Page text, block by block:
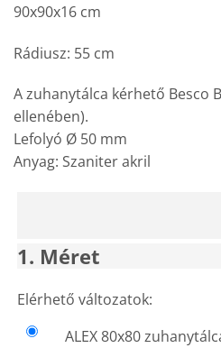
90x90x16 cm
Rádiusz: 55 cm
A zuhanytálca kérhető Besco
ellenében).
Lefolyó Ø 50 mm
Anyag: Szaniter akril
1 Méret
MÉRET
Elérhető változatok:
ALEX 80x80